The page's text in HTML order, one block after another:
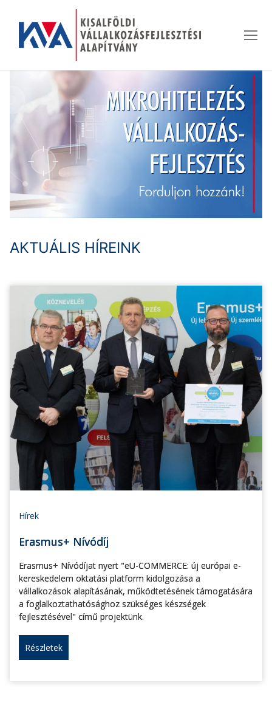
tartalomra
AKTUÁLIS HÍREINK
Hírek
Erasmus+ Nívódíj
Erasmus+ Nívódíjat nyert "eU-COMMERCE: új európai e-
kereskedelem oktatási platform kidolgozása a
vállalkozások alapításának, működtetésének támogatására
a foglalkoztathatósághoz szükséges készségek
fejlesztésével" című projektünk.
Részletek